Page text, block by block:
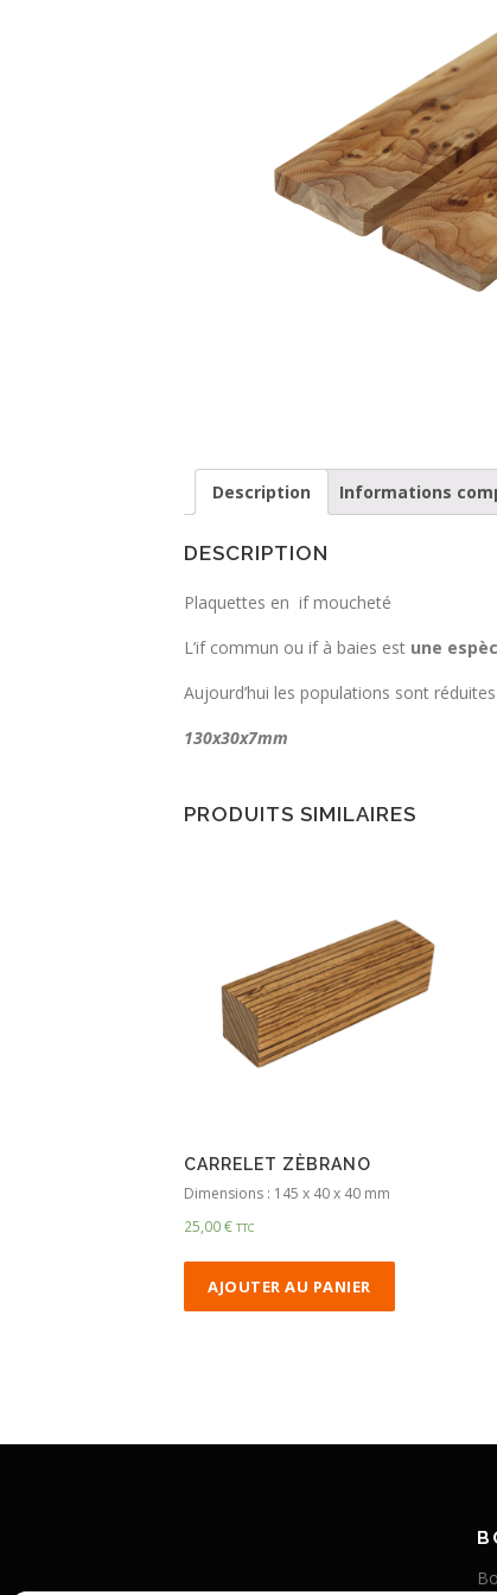
Description Informations
DESCRIPTION
Plaquettes en if moucheté
L’if commun ou if à baies est une
Aujourd’hui les populations sont
130x30x7mm
PRODUITS SIMILAIRES
CARRELET ZÈBRANO
Dimensions : 145 x 40 x 40 mm
25,00€ TTC
AJOUTER AU PANIER